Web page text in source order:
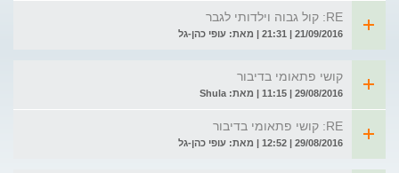
RE: קול גבוה וילדותי לגבר
21/09/2016 | 21:31 | מאת: עופי כהן-גל
קושי פתאומי בדיבור
29/08/2016 | 11:15 | מאת: Shula
RE: קושי פתאומי בדיבור
29/08/2016 | 12:52 | מאת: עופי כהן-גל